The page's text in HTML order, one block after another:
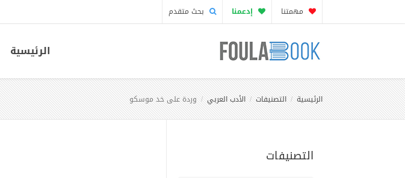
مهمتنا إدعمنا بحث متقدم
الرئيسية
الرئيسية التصنيفات الأدب العربي وردة على خد موسكو
التصنيفات